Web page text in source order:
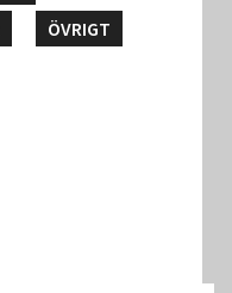
ÖVRIGT